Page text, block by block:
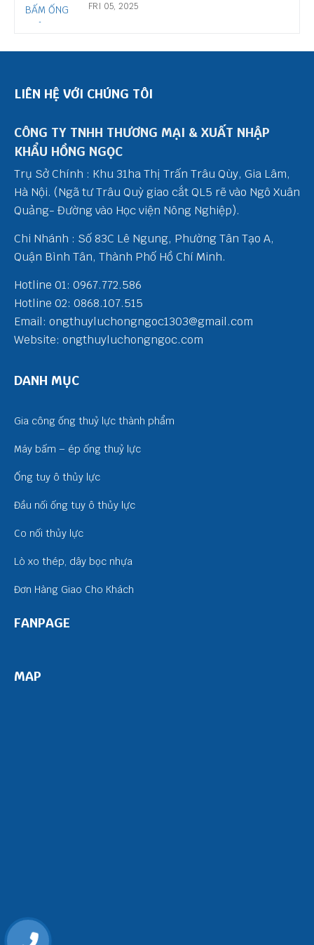
FRI 05, 2025
LIÊN HỆ VỚI CHÚNG TÔI
CÔNG TY TNHH THƯƠNG MẠI & XUẤT NHẬP
KHẨU HỒNG NGỌC
Trụ Sở Chính : Khu 31ha Thị Trấn Trâu Qùy, Gia Lâm,
Hà Nội. (Ngã tư Trâu Quỳ giao cắt QL5 rẽ vào Ngô Xuân
Quảng- Đường vào Học viện Nông Nghiệp).
Chi Nhánh : Số 83C Lê Ngung, Phường Tân Tạo A,
Quận Bình Tân, Thành Phố Hồ Chí Minh.
Hotline 01: 0967.772.586
Hotline 02: 0868.107.515
Email: ongthuyluchongngoc1303@gmail.com
Website: ongthuyluchongngoc.com
DANH MỤC
Gia công ống thuỷ lực thành phẩm
Máy bấm – ép ống thuỷ lực
Ống tuy ô thủy lực
Đầu nối ống tuy ô thủy lực
Co nối thủy lực
Lò xo thép, dây bọc nhựa
Đơn Hàng Giao Cho Khách
FANPAGE
MAP